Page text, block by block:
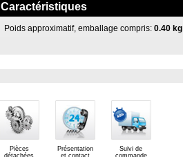
Caractéristiques
Poids approximatif, emballage compris:0.40 kg
Pièces
détachées
Présentation
et contact
Suivi de
commande